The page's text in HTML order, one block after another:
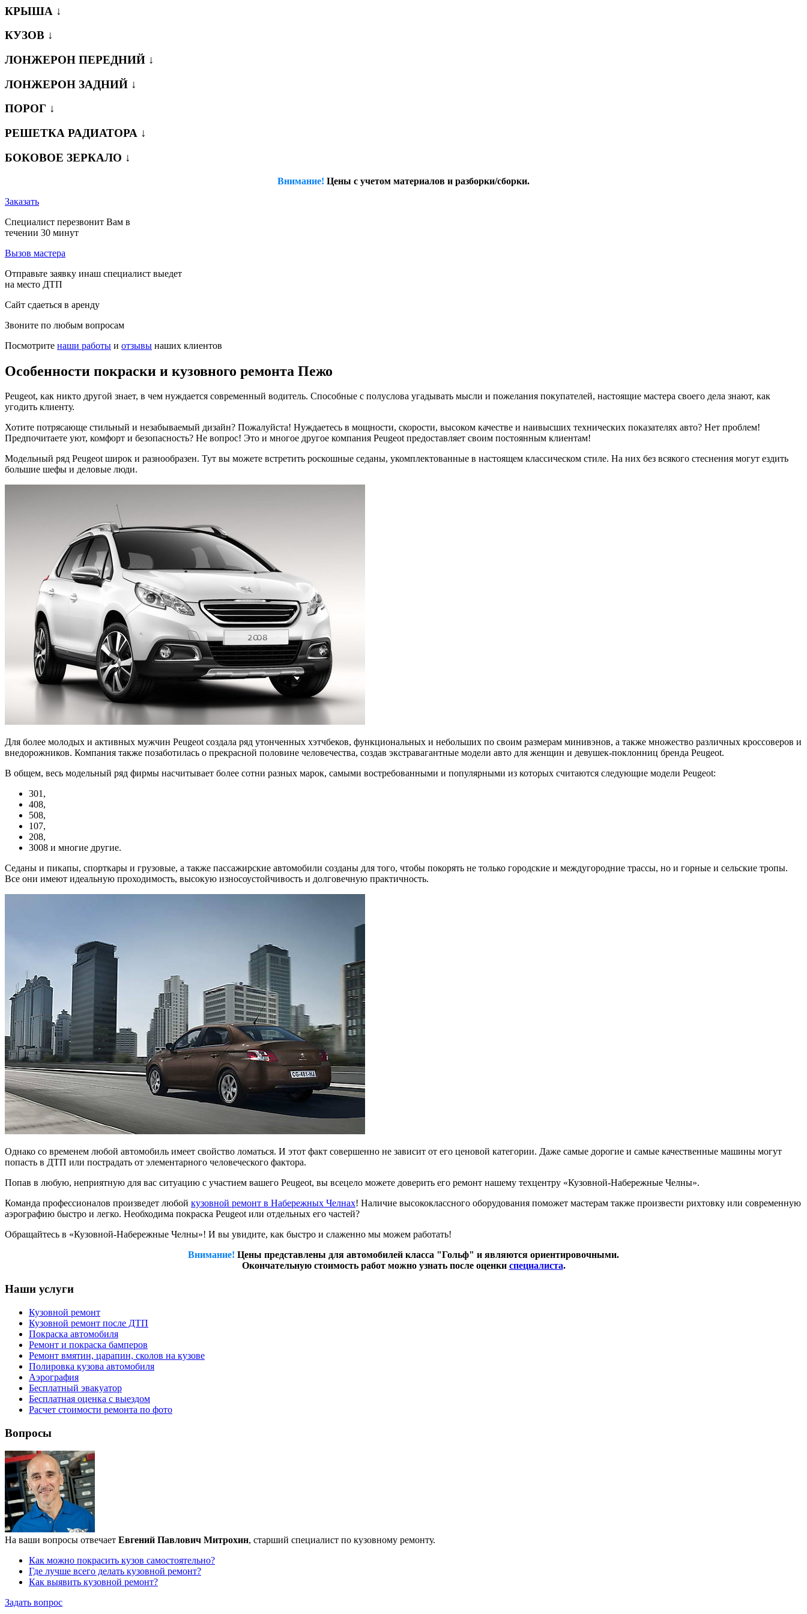
КРЫША ↓
КУЗОВ ↓
ЛОНЖЕРОН ПЕРЕДНИЙ ↓
ЛОНЖЕРОН ЗАДНИЙ ↓
ПОРОГ ↓
РЕШЕТКА РАДИАТОРА ↓
БОКОВОЕ ЗЕРКАЛО ↓
Внимание! Цены с учетом материалов и разборки/сборки.
Заказать
Специалист перезвонит Вам в
течении 30 минут
Вызов мастера
Отправьте заявку инаш специалист выедет
на место ДТП
Сайт сдаеться в аренду
Звоните по любым вопросам
Посмотрите наши работы и отзывы наших клиентов
Особенности покраски и кузовного ремонта Пежо
Peugeot, как никто другой знает, в чем нуждается современный водитель. Способные с полуслова угадывать мысли и пожелания покупателей, настоящие мастера своего дела знают, как
угодить клиенту.
Хотите потрясающе стильный и незабываемый дизайн? Пожалуйста! Нуждаетесь в мощности, скорости, высоком качестве и наивысших технических показателях авто? Нет проблем!
Предпочитаете уют, комфорт и безопасность? Не вопрос! Это и многое другое компания Peugeot предоставляет своим постоянным клиентам!
Модельный ряд Peugeot широк и разнообразен. Тут вы можете встретить роскошные седаны, укомплектованные в настоящем классическом стиле. На них без всякого стеснения могут ездить
большие шефы и деловые люди.
Для более молодых и активных мужчин Peugeot создала ряд утонченных хэтчбеков, функциональных и небольших по своим размерам минивэнов, а также множество различных кроссоверов и
внедорожников. Компания также позаботилась о прекрасной половине человечества, создав экстравагантные модели авто для женщин и девушек-поклонниц бренда Peugeot.
В общем, весь модельный ряд фирмы насчитывает более сотни разных марок, самыми востребованными и популярными из которых считаются следующие модели Peugeot:
301,
408,
508,
107,
208,
3008 и многие другие.
Седаны и пикапы, спорткары и грузовые, а также пассажирские автомобили созданы для того, чтобы покорять не только городские и междугородние трассы, но и горные и сельские тропы.
Все они имеют идеальную проходимость, высокую износоустойчивость и долговечную практичность.
Однако со временем любой автомобиль имеет свойство ломаться. И этот факт совершенно не зависит от его ценовой категории. Даже самые дорогие и самые качественные машины могут
попасть в ДТП или пострадать от элементарного человеческого фактора.
Попав в любую, неприятную для вас ситуацию с участием вашего Peugeot, вы всецело можете доверить его ремонт нашему техцентру «Кузовной-Набережные Челны».
Команда профессионалов произведет любой кузовной ремонт в Набережных Челнах! Наличие высококлассного оборудования поможет мастерам также произвести рихтовку или современную
аэрографию быстро и легко. Необходима покраска Peugeot или отдельных его частей?
Обращайтесь в «Кузовной-Набережные Челны»! И вы увидите, как быстро и слаженно мы можем работать!
Внимание! Цены представлены для автомобилей класса "Гольф" и являются ориентировочными.
Окончательную стоимость работ можно узнать после оценки специалиста.
Наши услуги
Кузовной ремонт
Кузовной ремонт после ДТП
Покраска автомобиля
Ремонт и покраска бамперов
Ремонт вмятин, царапин, сколов на кузове
Полировка кузова автомобиля
Аэрография
Бесплатный эвакуатор
Бесплатная оценка с выездом
Расчет стоимости ремонта по фото
Вопросы
На ваши вопросы отвечает Евгений Павлович Митрохин, старший специалист по кузовному ремонту.
Как можно покрасить кузов самостоятельно?
Где лучше всего делать кузовной ремонт?
Как выявить кузовной ремонт?
Задать вопрос